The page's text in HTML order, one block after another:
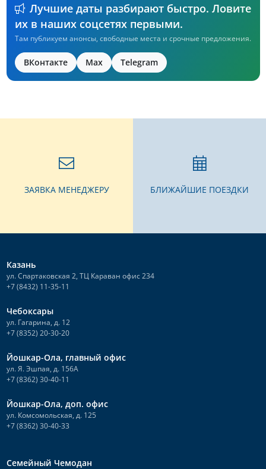
Лучшие даты разбирают быстро. Ловите
их в наших соцсетях первыми.
Там публикуем анонсы, свободные места и срочные предложения.
ВКонтакте Max Telegram
ЗАЯВКА МЕНЕДЖЕРУ БЛИЖАЙШИЕ ПОЕЗДКИ
Казань
ул. Спартаковская 2, ТЦ Караван офис 234
+7 (8432) 11-35-11
Чебоксары
ул. Гагарина, д. 12
+7 (8352) 20-30-20
Йошкар-Ола, главный офис
ул. Я. Эшпая, д. 156А
+7 (8362) 30-40-11
Йошкар-Ола, доп. офис
ул. Комсомольская, д. 125
+7 (8362) 30-40-33
Семейный Чемодан